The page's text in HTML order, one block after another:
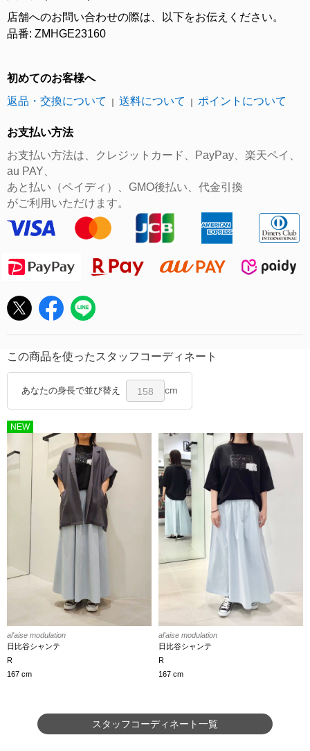
店舗へのお問い合わせの際は、以下をお伝えください。
品番: ZMHGE23160
初めてのお客様へ
返品・交換について
｜ 送料について ｜ ポイントについて
お支払い方法
お支払い方法は、クレジットカード、PayPay、楽天ペイ、
au PAY、
あと払い（ペイディ）、GMO後払い、代金引換
がご利用いただけます。
この商品を使ったスタッフコーディネート
あなたの身長で並び替え 158 cm
NEW
al'aise modulation
日比谷シャンテ
R
167 cm
al'aise modulation
日比谷シャンテ
R
167 cm
スタッフコーディネート一覧